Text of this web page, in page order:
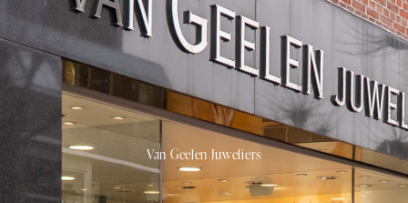
Van Geelen Juweliers